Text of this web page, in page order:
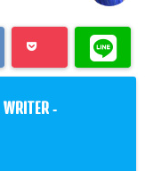
WRITER -